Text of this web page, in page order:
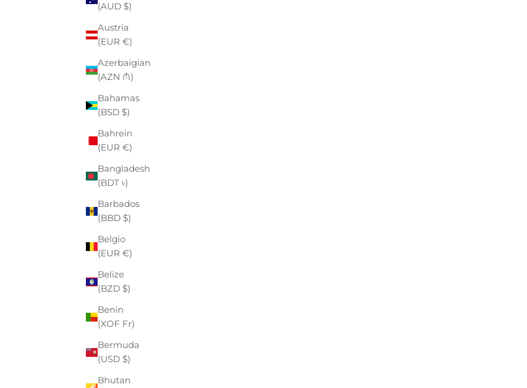
(AUD $)
Austria
(EUR €)
Azerbaigian
(AZN ₼)
Bahamas
(BSD $)
Bahrein
(EUR €)
Bangladesh
(BDT ৳)
Barbados
(BBD $)
Belgio
(EUR €)
Belize
(BZD $)
Benin
(XOF Fr)
Bermuda
(USD $)
Bhutan
ALLEY DOCKS
CAMICIA ALLEY DOCKS BLUETTE IN
PURO LINO CON COLLO ALLA
PREZZO
€79,00-41%PREZZO SCONTATO
€47,00